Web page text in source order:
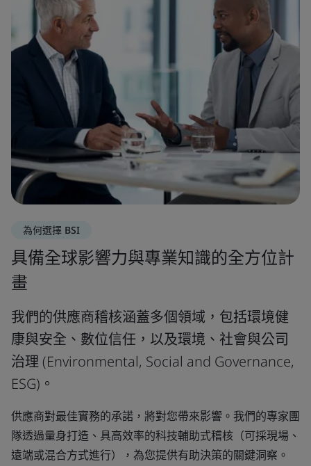
為何選擇 BSI
具備全球影響力與專業知識的全方位計
畫
我們的供應商稽核涵蓋多個領域，包括環境健
康與安全、數位信任，以及環境、社會與公司
治理 (Environmental, Social and Governance,
ESG)。
供應商對最佳實務的承諾，將對您帶來影響。我們的專家團
隊透過量身打造、具高效率的科技輔助式稽核（可採現場、
遠端或混合方式進行），為您提供有助決策的關鍵洞察。